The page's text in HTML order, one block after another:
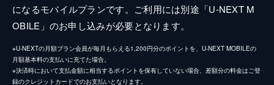
になるモバイルプランです。ご利用には別途「U-NEXT M
OBILE」のお申し込みが必要となります。
※U-NEXTの月額プラン会員が毎月もらえる1,200円分のポイントを、U-NEXT MOBILEの
月額基本料の支払いに充てた場合。
※決済時において支払金額に相当するポイントを保有していない場合、差額分の料金はご登
録のクレジットカードでのお支払いとなります。